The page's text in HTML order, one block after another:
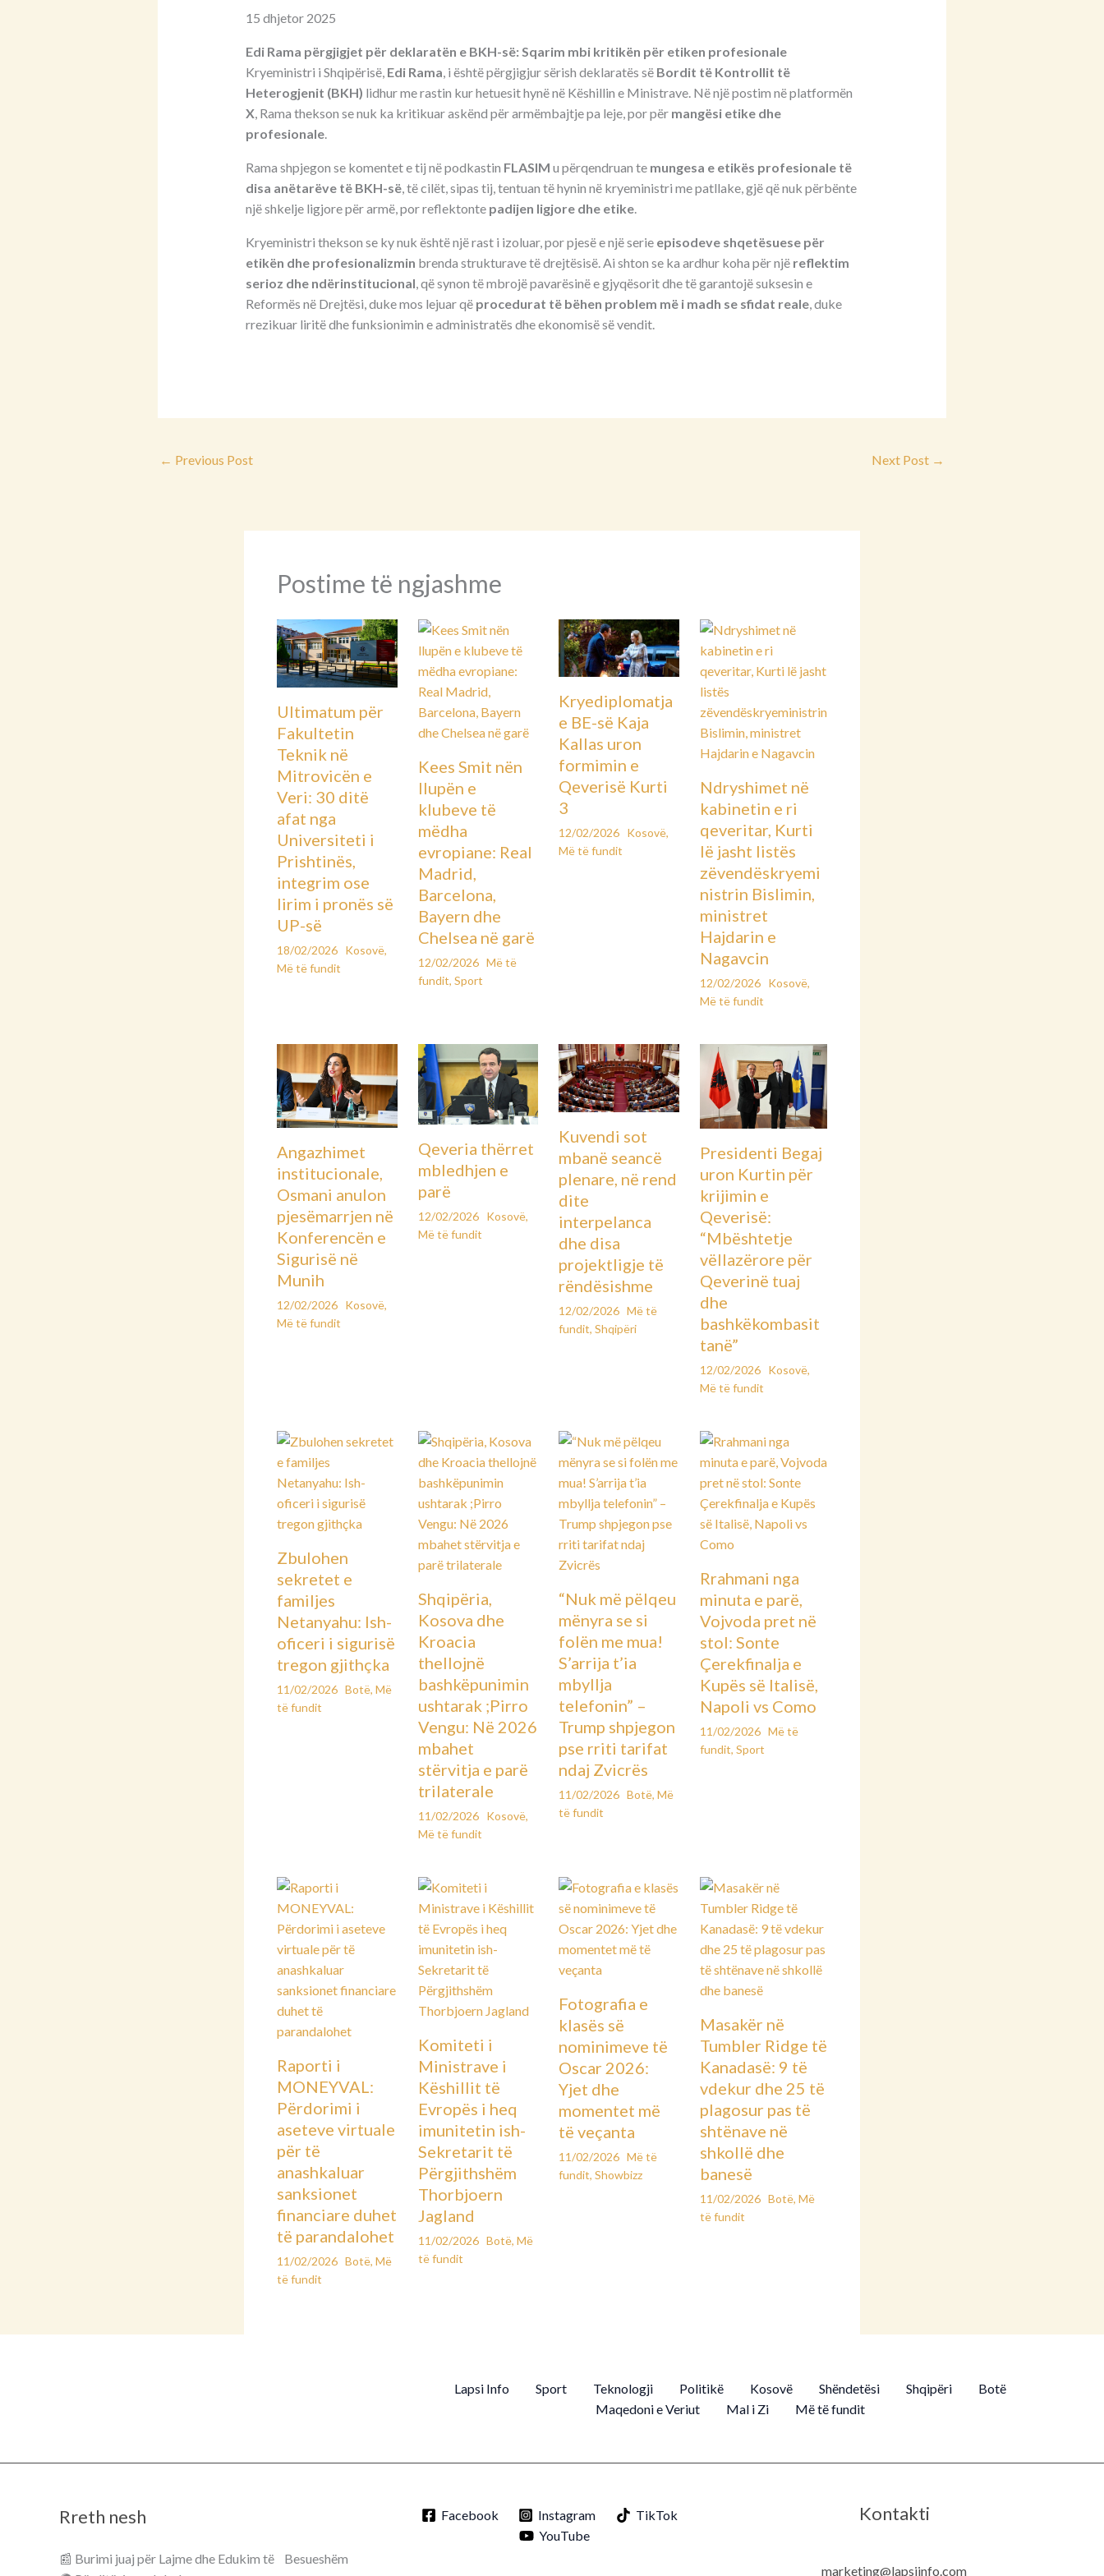
15 dhjetor 2025
Edi Rama përgjigjet për deklaratën e BKH-së: Sqarim mbi kritikën për etiken profesionale
Kryeministri i Shqipërisë, Edi Rama, i është përgjigjur sërish deklaratës së Bordit të Kontrollit të
Heterogjenit (BKH) lidhur me rastin kur hetuesit hynë në Këshillin e Ministrave. Në një postim në platformën
X, Rama thekson se nuk ka kritikuar askënd për armëmbajtje pa leje, por për mangësi etike dhe
profesionale.
Rama shpjegon se komentet e tij në podkastin FLASIM u përqendruan te mungesa e etikës profesionale të
disa anëtarëve të BKH-së, të cilët, sipas tij, tentuan të hynin në kryeministri me patllake, gjë që nuk përbënte
një shkelje ligjore për armë, por reflektonte padijen ligjore dhe etike.
Kryeministri thekson se ky nuk është një rast i izoluar, por pjesë e një serie episodeve shqetësuese për
etikën dhe profesionalizmin brenda strukturave të drejtësisë. Ai shton se ka ardhur koha për një reflektim
serioz dhe ndërinstitucional, që synon të mbrojë pavarësinë e gjyqësorit dhe të garantojë suksesin e
Reformës në Drejtësi, duke mos lejuar që procedurat të bëhen problem më i madh se sfidat reale, duke
rrezikuar liritë dhe funksionimin e administratës dhe ekonomisë së vendit.
← Previous Post Next Post →
Postime të ngjashme
Ultimatum për
Fakultetin
Teknik në
Mitrovicën e
Veri: 30 ditë
afat nga
Universiteti i
Prishtinës,
integrim ose
lirim i pronës së
UP-së
18/02/2026 Kosovë,
Më të fundit
Kees Smit nën
llupën e
klubeve të
mëdha
evropiane: Real
Madrid,
Barcelona,
Bayern dhe
Chelsea në garë
12/02/2026 Më të
fundit, Sport
Kryediplomatja
e BE-së Kaja
Kallas uron
formimin e
Qeverisë Kurti
3
12/02/2026 Kosovë,
Më të fundit
Ndryshimet në
kabinetin e ri
qeveritar, Kurti
lë jasht listës
zëvendëskryemi
nistrin Bislimin,
ministret
Hajdarin e
Nagavcin
12/02/2026 Kosovë,
Më të fundit
Angazhimet
institucionale,
Osmani anulon
pjesëmarrjen në
Konferencën e
Sigurisë në
Munih
12/02/2026 Kosovë,
Më të fundit
Qeveria thërret
mbledhjen e
parë
12/02/2026 Kosovë,
Më të fundit
Kuvendi sot
mbanë seancë
plenare, në rend
dite
interpelanca
dhe disa
projektligje të
rëndësishme
12/02/2026 Më të
fundit,Shqipëri
Presidenti Begaj
uron Kurtin për
krijimin e
Qeverisë:
“Mbështetje
vëllazërore për
Qeverinë tuaj
dhe
bashkëkombasit
tanë”
12/02/2026 Kosovë,
Më të fundit
Zbulohen
sekretet e
familjes
Netanyahu: Ish-
oficeri i sigurisë
tregon gjithçka
11/02/2026 Botë, Më
të fundit
Shqipëria,
Kosova dhe
Kroacia
thellojnë
bashkëpunimin
ushtarak ;Pirro
Vengu: Në 2026
mbahet
stërvitja e parë
trilaterale
11/02/2026 Kosovë,
Më të fundit
“Nuk më pëlqeu
mënyra se si
folën me mua!
S’arrija t’ia
mbyllja
telefonin” –
Trump shpjegon
pse rriti tarifat
ndaj Zvicrës
11/02/2026 Botë,Më
të fundit
Rrahmani nga
minuta e parë,
Vojvoda pret në
stol: Sonte
Çerekfinalja e
Kupës së Italisë,
Napoli vs Como
11/02/2026 Më të
fundit, Sport
Raporti i
MONEYVAL:
Përdorimi i
aseteve virtuale
për të
anashkaluar
sanksionet
financiare duhet
të parandalohet
11/02/2026 Botë, Më
të fundit
Komiteti i
Ministrave i
Këshillit të
Evropës i heq
imunitetin ish-
Sekretarit të
Përgjithshëm
Thorbjoern
Jagland
11/02/2026 Botë, Më
të fundit
Fotografia e
klasës së
nominimeve të
Oscar 2026:
Yjet dhe
momentet më
të veçanta
11/02/2026 Më të
fundit,Showbizz
Masakër në
Tumbler Ridge të
Kanadasë: 9 të
vdekur dhe 25 të
plagosur pas të
shtënave në
shkollë dhe
banesë
11/02/2026 Botë, Më
të fundit
Lapsi Info Sport Teknologji Politikë Kosovë Shëndetësi Shqipëri
Botë
Maqedoni e Veriut
Mal i Zi Më të fundit
Rreth nesh
📰 Burimi juaj për Lajme dhe Edukim të Besueshëm
Facebook Instagram
TikTok
YouTube
Kontakti
marketing@lapsiinfo.com